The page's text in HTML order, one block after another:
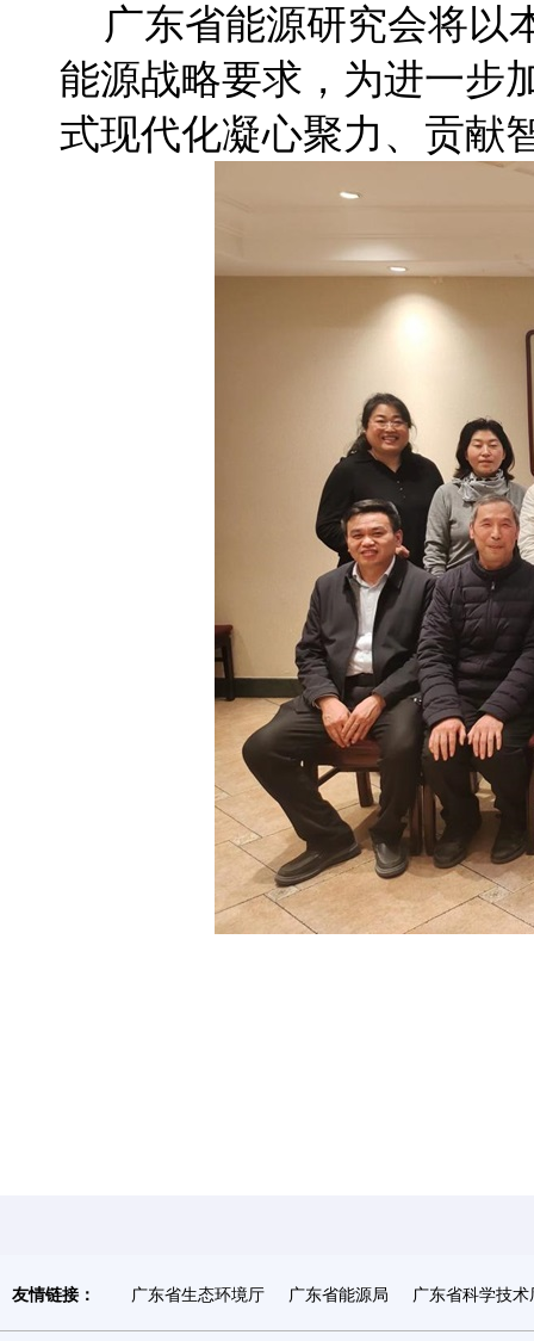
广东省能源研究会将以
能源战略要求，为进一步
式现代化凝心聚力、贡献
友情链接： 广东省生态环境厅 广东省能源局 广东省科学技术